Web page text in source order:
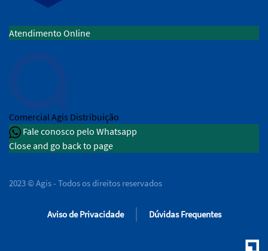
Atendimento Online
Comercial Agis Distribuição
Fale conosco pelo Whatsapp
Close and go back to page
2023 © Agis - Todos os direitos reservados
Aviso de Privacidade Dúvidas Frequentes